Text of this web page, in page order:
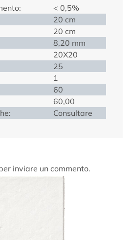
< 0,5%
20 cm
20 cm
8,20 mm
20X20
25
1
60
60,00
Consultare
inviare un commento.